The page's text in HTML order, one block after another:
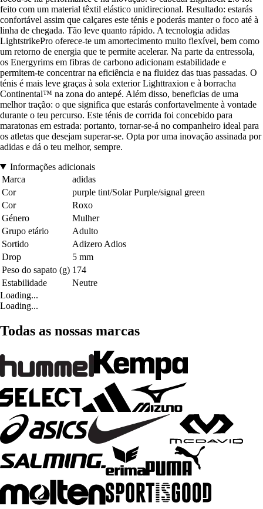
feito com um material têxtil elástico unidirecional. Resultado: estarás
confortável assim que calçares este ténis e poderás manter o foco até à
linha de chegada. Tão leve quanto rápido. A tecnologia adidas
LightstrikePro oferece-te um amortecimento muito flexível, bem como
um retorno de energia que te permite acelerar. Na parte da entressola,
os Energyrims em fibras de carbono adicionam estabilidade e
permitem-te concentrar na eficiência e na fluidez das tuas passadas. O
ténis é mais leve graças à sola exterior Lighttraxion e à borracha
Continental™ na zona do antepé. Além disso, beneficias de uma
melhor tração: o que significa que estarás confortavelmente à vontade
durante o teu percurso. Este ténis de corrida foi concebido para
maratonas em estrada: portanto, tornar-se-á no companheiro ideal para
os atletas que desejam superar-se. Opta por uma inovação assinada por
adidas e dá o teu melhor, sempre.
Informações adicionais
Marca
adidas
Cor
purple tint/Solar Purple/signal green
Cor
Roxo
Género
Mulher
Grupo etário
Adulto
Sortido
Adizero Adios
Drop
5 mm
Peso do sapato (g) 174
Estabilidade
Neutre
Loading...
Loading...
Todas as nossas marcas